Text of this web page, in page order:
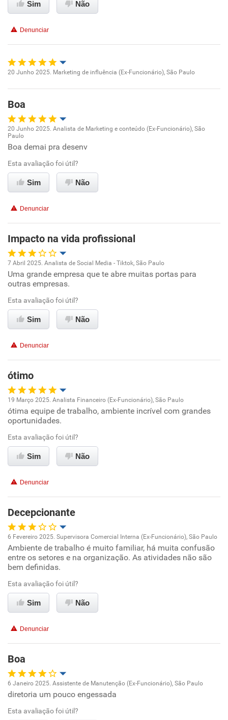
Benefícios
Recomenda esta empresa
Sim Não
Denunciar
Ambiente de trabalho
Conciliação com a vida familiar
Benefícios
Recomenda esta empresa
20 Junho 2025. Marketing de influência (Ex-Funcionário), São Paulo
Boa
Oportunidade de promoção
Ambiente de trabalho
Conciliação com a vida familiar
Recomenda esta empresa
Recomenda a diretoria
20 Junho 2025. Analista de Marketing e conteúdo (Ex-Funcionário), São
Paulo
Boa demai pra desenv
Esta avaliação foi útil?
Sim Não
Denunciar
Impacto na vida profissional
Oportunidade de promoção
Ambiente de trabalho
Conciliação com a vida familiar
Não recomenda esta empresa
Não recomenda a diretoria
7 Abril 2025. Analista de Social Media - Tiktok, São Paulo
Uma grande empresa que te abre muitas portas para
outras empresas.
Esta avaliação foi útil?
Sim Não
Denunciar
ótimo
Oportunidade de promoção
Ambiente de trabalho
Conciliação com a vida familiar
Recomenda esta empresa
Recomenda a diretoria
19 Março 2025. Analista Financeiro (Ex-Funcionário), São Paulo
ótima equipe de trabalho, ambiente incrível com grandes
oportunidades.
Esta avaliação foi útil?
Sim Não
Denunciar
Decepcionante
Oportunidade de promoção
Conciliação com a vida familiar
6 Fevereiro 2025. Supervisora Comercial Interna (Ex-Funcionário), São Paulo
Ambiente de trabalho é muito familiar, há muita confusão
entre os setores e na organização. As atividades não são
bem definidas.
Esta avaliação foi útil?
Sim Não
Denunciar
Boa
Oportunidade de promoção
6 Janeiro 2025. Assistente de Manutenção (Ex-Funcionário), São Paulo
diretoria um pouco engessada
Esta avaliação foi útil?